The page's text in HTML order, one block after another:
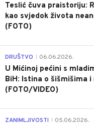
Teslić čuva praistoriju:
kao svjedok života
(FOTO)
DRUŠTVO 06.06.2026.
U Mićinoj pećini s
BiH: Istina o šišmišima
(FOTO/VIDEO)
ZANIMLJIVOSTI 05.06.2026.